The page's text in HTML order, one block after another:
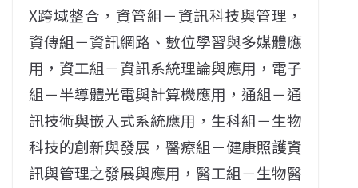
X跨域整合，資管組－資訊科技與管理，
資傳組－資訊網路、數位學習與多媒體應
用，資工組－資訊系統理論與應用，電子
組－半導體光電與計算機應用，通組－通
訊技術與嵌入式系統應用，生科組－生物
科技的創新與發展，醫療組－健康照護資
訊與管理之發展與應用，醫工組－生物醫